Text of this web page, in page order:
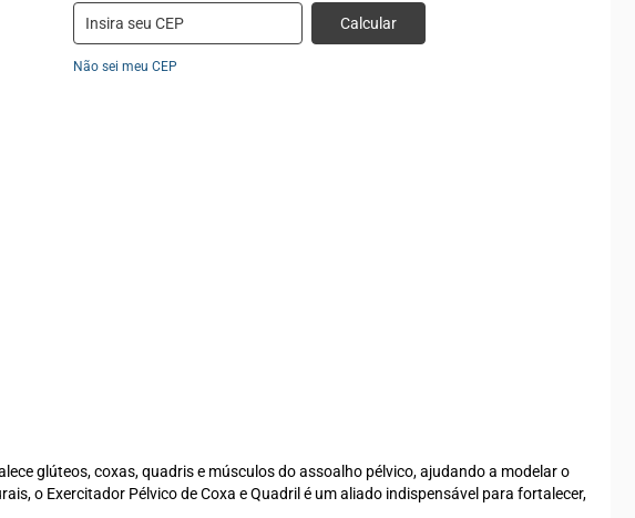
Calcular
Não sei meu CEP
glúteos, coxas, quadris e músculos do assoalho pélvico, ajudando a modelar o
o Exercitador Pélvico de Coxa e Quadril é um aliado indispensável para fortalecer,